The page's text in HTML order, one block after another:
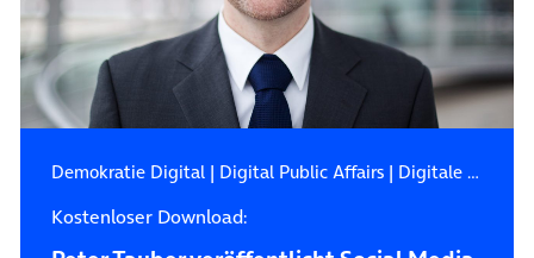
Demokratie Digital| Digital Public Affairs| Digitale Zukunft
Kostenloser Download: